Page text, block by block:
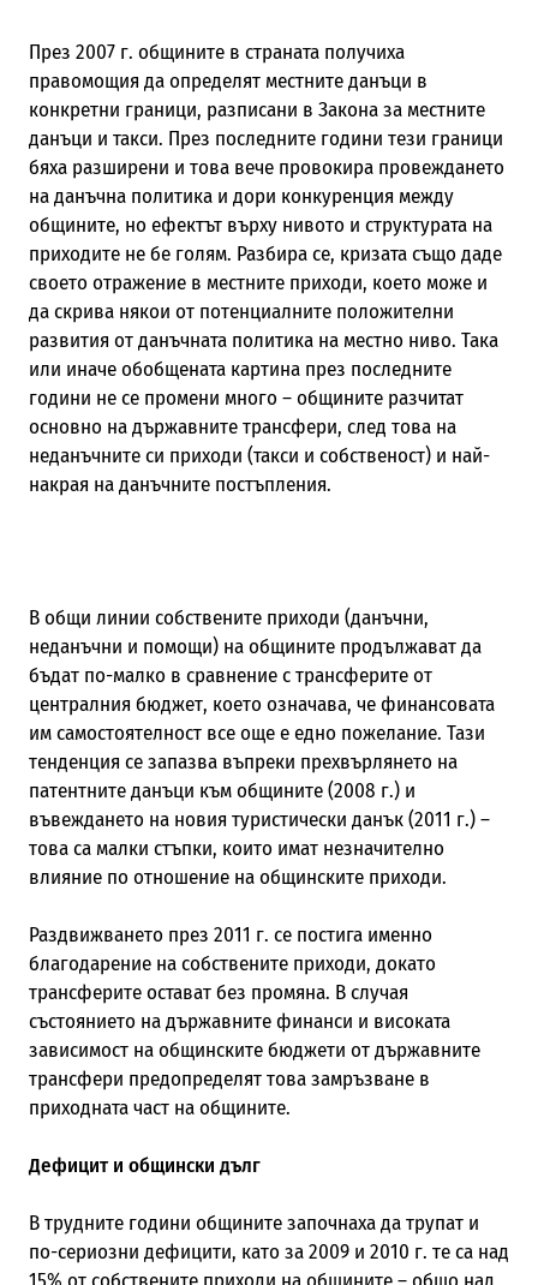
През 2007 г. общините в страната получиха
правомощия да определят местните данъци в
конкретни граници, разписани в Закона за местните
данъци и такси. През последните години тези граници
бяха разширени и това вече провокира провеждането
на данъчна политика и дори конкуренция между
общините, но ефектът върху нивото и структурата на
приходите не бе голям. Разбира се, кризата също даде
своето отражение в местните приходи, което може и
да скрива някои от потенциалните положителни
развития от данъчната политика на местно ниво. Така
или иначе обобщената картина през последните
години не се промени много – общините разчитат
основно на държавните трансфери, след това на
неданъчните си приходи (такси и собственост) и най-
накрая на данъчните постъпления.
В общи линии собствените приходи (данъчни,
неданъчни и помощи) на общините продължават да
бъдат по-малко в сравнение с трансферите от
централния бюджет, което означава, че финансовата
им самостоятелност все още е едно пожелание. Тази
тенденция се запазва въпреки прехвърлянето на
патентните данъци към общините (2008 г.) и
въвеждането на новия туристически данък (2011 г.) –
това са малки стъпки, които имат незначително
влияние по отношение на общинските приходи.
Раздвижването през 2011 г. се постига именно
благодарение на собствените приходи, докато
трансферите остават без промяна. В случая
състоянието на държавните финанси и високата
зависимост на общинските бюджети от държавните
трансфери предопределят това замръзване в
приходната част на общините.
Дефицит и общински дълг
В трудните години общините започнаха да трупат и
по-сериозни дефицити, като за 2009 и 2010 г. те са над